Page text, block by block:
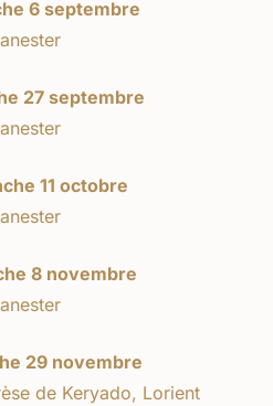
6 septembre
27 septembre
11 octobre
8 novembre
29 novembre
de Keryado, Lorient